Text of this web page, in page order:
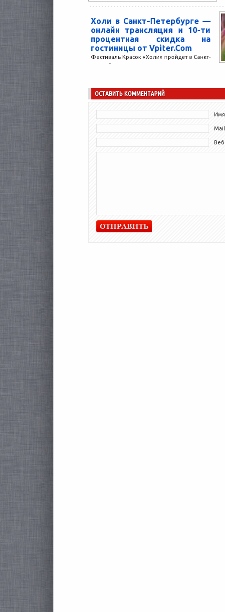
Холи в Санкт-Петербурге —
онлайн трансляция и 10-ти
процентная скидка на
гостиницы от Vpiter.Com
Фестиваль Красок «Холи» пройдет в Санкт-
Петербурге 28 июля. Более 7000
ОСТАВИТЬ КОММЕНТАРИЙ